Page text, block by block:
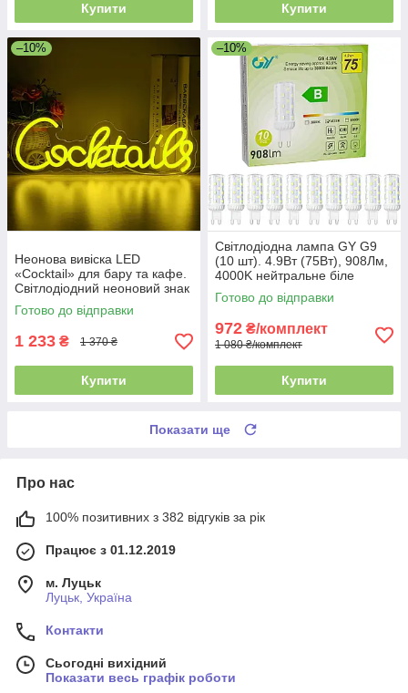
Купити Купити
–10%
Неонова вивіска LED
«Cocktail» для бару та кафе.
Світлодіодний неоновий знак
Коктейль для нічного клубу та
домашнього бару
Готово до відправки
1 233 ₴ 1 370 ₴
Купити
–10%
Світлодіодна лампа GY G9
(10 шт). 4.9Вт (75Вт), 908Лм,
4000K нейтральне біле
світло. Енергозберігаючі LED
лампи без мерехтіння
Готово до відправки
972 ₴/комплект
1 080 ₴/комплект
Купити
Показати ще
Про нас
100% позитивних з 382 відгуків за рік
Працює з 01.12.2019
м. Луцьк
Луцьк, Україна
Контакти
Сьогодні вихідний
Показати весь графік роботи